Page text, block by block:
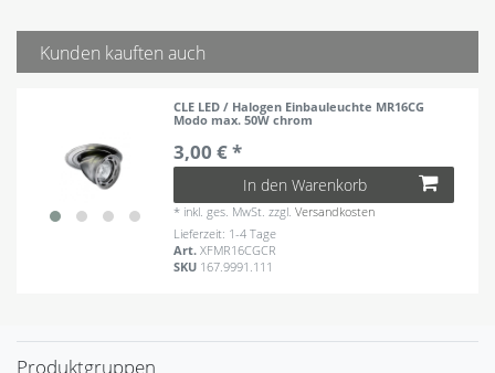
Kunden kauften auch
CLE LED / Halogen Einbauleuchte MR16CG
Modo max. 50W chrom
3,00 € *
In den Warenkorb
* inkl. ges. MwSt. zzgl.Versandkosten
Lieferzeit: 1-4 Tage
Art.XFMR16CGCR
SKU 167.9991.111
Produktgruppen